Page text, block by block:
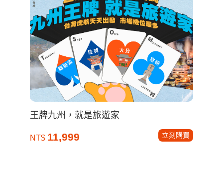
王牌九州，就是旅遊家
NT$ 11,999 立刻購買